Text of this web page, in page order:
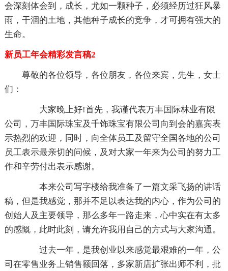
会深刻体会到，成长，尤如一颗种子，必须经历过狂风暴
雨，干涸的土地，其他种子成长的竞争，才可拥有强大的
生命。
新员工年会精彩发言稿2
尊敬的各位领导，各位朋友，各位来宾，先生，女士
们：
大家晚上好!首先，我谨代表万丰国际林业有限
公司，万丰国际珠宝及千饰珠宝有限公司向到会的嘉宾表
示热烈的欢迎，同时，向全体员工及留守全国各地的公司
员工表示最亲切的问候，及对大家一年来为公司的努力工
作和辛劳付出表示感谢。
本来公司写字楼给我准备了一篇文采飞扬的讲话
稿，但是我感觉，那并不足以表达我的内心，作为公司的
创始人及主要领导，那么多年一路走来，心中实在有太多
的感慨，此时此刻，请允许我用自己的方式与大家沟通。
过去一年，是我创业以来感觉最艰难的一年，公
司在零售业务上销售额回落，多家新店扩张出师不利，批